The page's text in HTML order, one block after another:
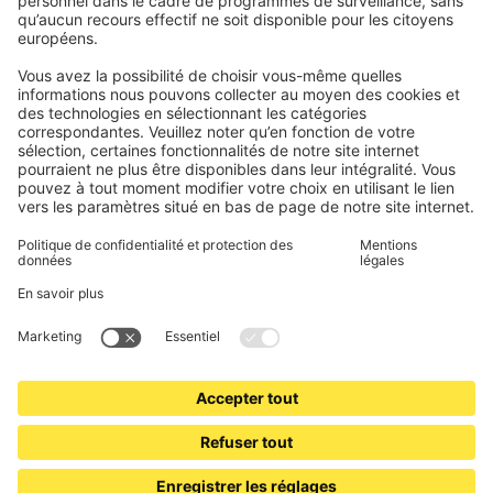
Électronique et radio
Consignes de sécurité
Enregistrements
Informations obligatoires pour les consommateurs
Partenaires d'expédition
Politique de confidentialité et protection des données
Informations sur l’élimination des piles et équipements
Conditions de garantie
Paramètres des cookies
Déclaration d'accessibilité
www.jalousiescout.de www.jalousiescout.at
www.domondo.es
• www.domondo.fr • www.domondo.it • www.domondo.pl